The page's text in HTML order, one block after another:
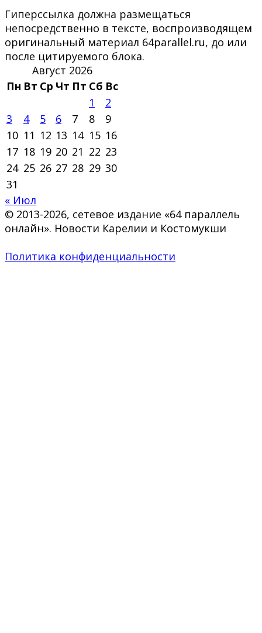
Гиперссылка должна размещаться
непосредственно в тексте, воспроизводящем
оригинальный материал 64parallel.ru, до или
после цитируемого блока.
Август 2026
Пн Вт Ср Чт Пт Сб Вс
1
2
3
4 5 6 7 8
9
10 11 12 13 14 15 16
17 18 19 20 21 22 23
24 25 26 27 28 29 30
31
« Июл
© 2013-2026, сетевое издание «64 параллель
онлайн». Новости Карелии и Костомукши
Политика конфиденциальности